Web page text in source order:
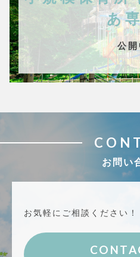
あ
公
お問い
お気軽にご相談ください！